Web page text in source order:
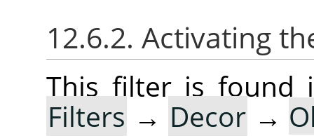
12.6.2. Activating
This filter is found
Filters → Decor →